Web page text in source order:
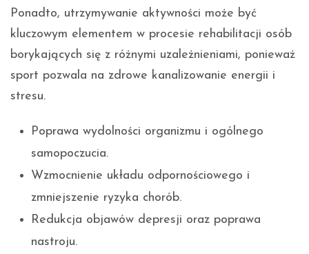
Ponadto, utrzymywanie aktywności może być
kluczowym elementem w procesie rehabilitacji osób
borykających się z różnymi uzależnieniami, ponieważ
sport pozwala na zdrowe kanalizowanie energii i
stresu.
Poprawa wydolności organizmu i ogólnego
samopoczucia.
Wzmocnienie układu odpornościowego i
zmniejszenie ryzyka chorób.
Redukcja objawów depresji oraz poprawa
nastroju.